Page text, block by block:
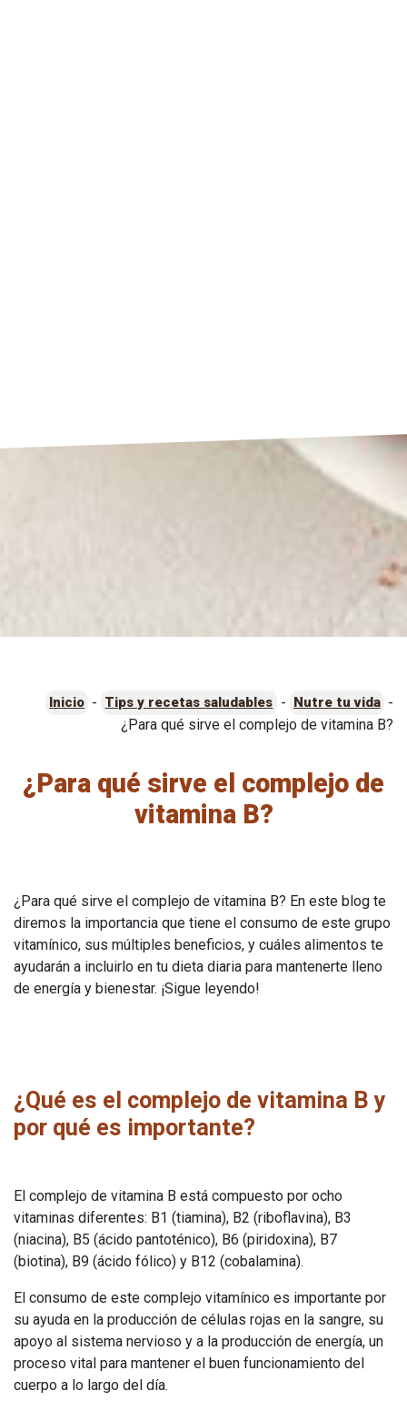
Inicio - Tips y recetas saludables - Nutre tu vida -
¿Para qué sirve el complejo de vitamina B?
¿Para qué sirve el complejo de
vitamina B?
¿Para qué sirve el complejo de vitamina B? En este blog te
diremos la importancia que tiene el consumo de este grupo
vitamínico, sus múltiples beneficios, y cuáles alimentos te
ayudarán a incluirlo en tu dieta diaria para mantenerte lleno
de energía y bienestar. ¡Sigue leyendo!
¿Qué es el complejo de vitamina B y
por qué es importante?
El complejo de vitamina B está compuesto por ocho
vitaminas diferentes: B1 (tiamina), B2 (riboflavina), B3
(niacina), B5 (ácido pantoténico), B6 (piridoxina), B7
(biotina), B9 (ácido fólico) y B12 (cobalamina).
El consumo de este complejo vitamínico es importante por
su ayuda en la producción de células rojas en la sangre, su
apoyo al sistema nervioso y a la producción de energía, un
proceso vital para mantener el buen funcionamiento del
cuerpo a lo largo del día.